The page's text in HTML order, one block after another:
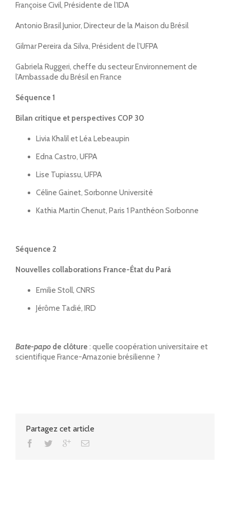
Françoise Civil, Présidente de l’IDA
Antonio Brasil Junior, Directeur de la Maison du Brésil
Gilmar Pereira da Silva, Président de l’UFPA
Gabriela Ruggeri, cheffe du secteur Environnement de
l’Ambassade du Brésil en France
Séquence 1
Bilan critique et perspectives COP 30
Livia Khalil et Léa Lebeaupin
Edna Castro, UFPA
Lise Tupiassu, UFPA
Céline Gainet, Sorbonne Université
Kathia Martin Chenut, Paris 1 Panthéon Sorbonne
Séquence 2
Nouvelles collaborations France-État du Pará
Emilie Stoll, CNRS
Jérôme Tadié, IRD
Bate-papo de clôture : quelle coopération universitaire et
scientifique France-Amazonie brésilienne ?
Partagez cet article